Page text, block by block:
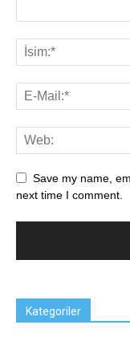
Save my name,
next time I comment.
Kategoriler